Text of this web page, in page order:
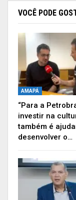
Obras
Operários e
que fica no
VOCÊ PODE
AMAPÁ
“Para a
investir na
também é
desenvolver o…